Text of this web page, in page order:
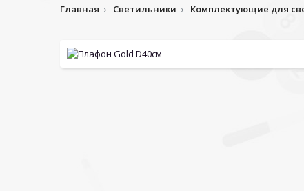
Главная Светильники Комплектующие для